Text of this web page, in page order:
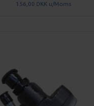
156,00 DKK u/Moms